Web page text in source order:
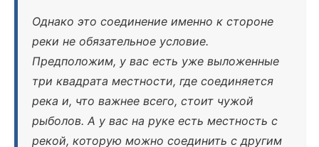
Однако это соединение именно к стороне
реки не обязательное условие.
Предположим, у вас есть уже выложенные
три квадрата местности, где соединяется
река и, что важнее всего, стоит чужой
рыболов. А у вас на руке есть местность с
рекой, которую можно соединить с другим